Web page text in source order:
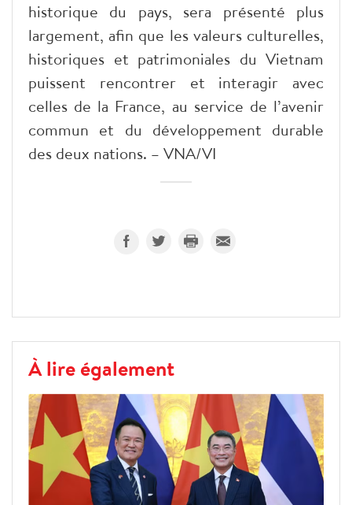
historique du pays, sera présenté plus
largement, afin que les valeurs culturelles,
historiques et patrimoniales du Vietnam
puissent rencontrer et interagir avec
celles de la France, au service de l’avenir
commun et du développement durable
des deux nations. – VNA/VI
À lire également